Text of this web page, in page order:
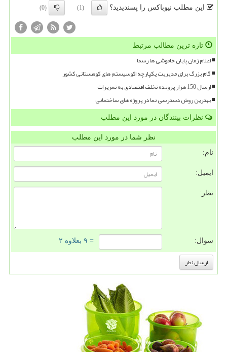
این مطلب نیوباکس را پسندیدید؟ (1)
(0)
تازه ترین مطالب مرتبط
اعلام زمان پایان خاموشی ها رسما
گام بزرگ برای مدیریت یکپارچه اکوسیستم های کوهستانی کشور
ارسال 150 هزار پرونده تخلف اقتصادی به تعزیرات
بهترین روش دسترسی نما در پروژه های ساختمانی
نظرات بینندگان در مورد این مطلب
نظر شما در مورد این مطلب
نام:
ایمیل:
نظر:
سوال: = ۹ بعلاوه ۲